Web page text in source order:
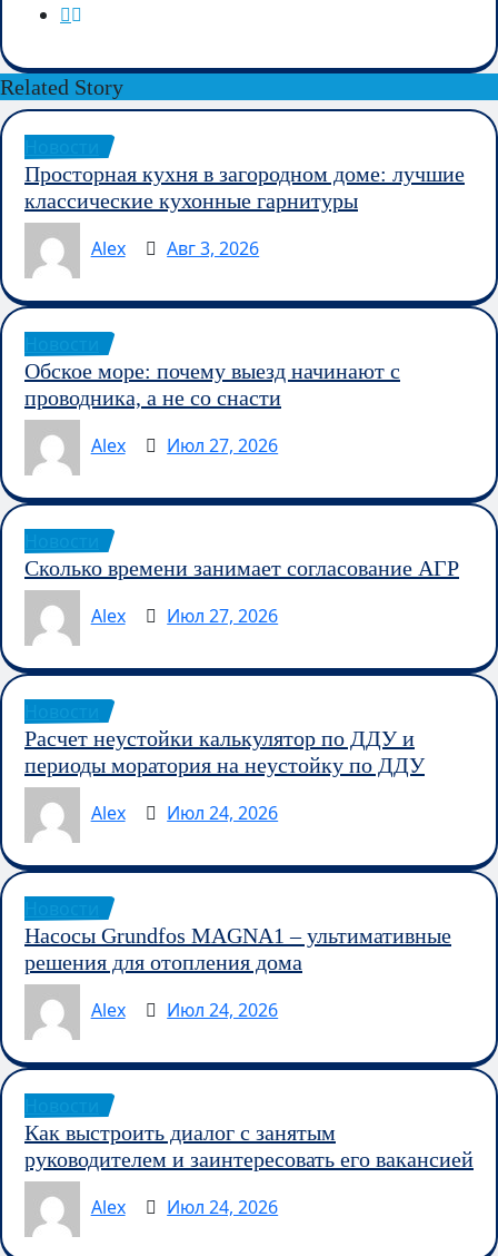
Related Story
Просторная кухня в загородном доме: лучшие
классические кухонные гарнитуры
Alex
Авг 3, 2026
Обское море: почему выезд начинают с
проводника, а не со снасти
Alex
Июл 27, 2026
Сколько времени занимает согласование АГР
Alex
Июл 27, 2026
Расчет неустойки калькулятор по ДДУ и
периоды моратория на неустойку по ДДУ
Alex
Июл 24, 2026
Насосы Grundfos MAGNA1 – ультимативные
решения для отопления дома
Alex
Июл 24, 2026
Как выстроить диалог с занятым
руководителем и заинтересовать его вакансией
Alex
Июл 24, 2026